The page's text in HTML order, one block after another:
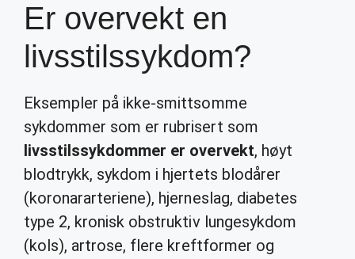
Er overvekt en
livsstilssykdom?
Eksempler på ikke-smittsomme
sykdommer som er rubrisert som
livsstilssykdommer er overvekt, høyt
blodtrykk, sykdom i hjertets blodårer
(koronararteriene), hjerneslag, diabetes
type 2, kronisk obstruktiv lungesykdom
(kols), artrose, flere kreftformer og